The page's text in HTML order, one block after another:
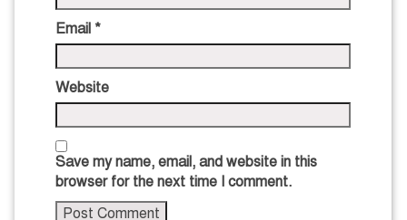
Email *
Website
Save my name, email, and website in this
browser for the next time I comment.